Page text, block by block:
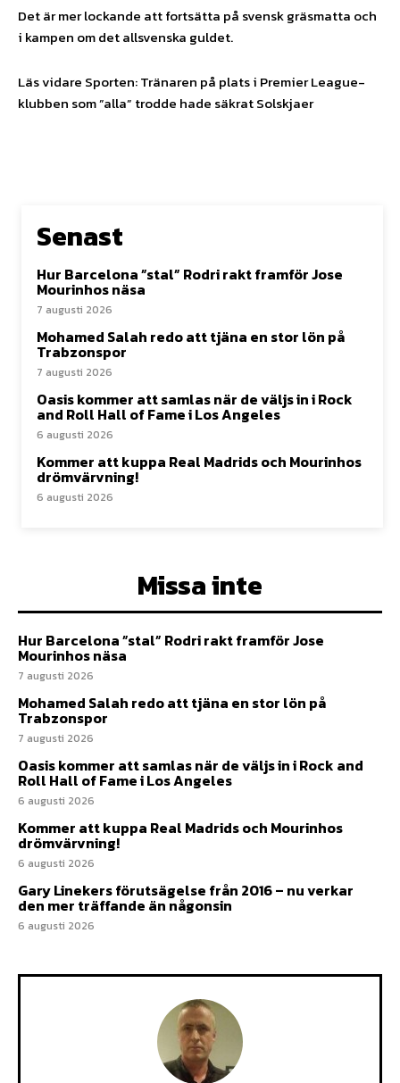
Det är mer lockande att fortsätta på svensk gräsmatta och
i kampen om det allsvenska guldet.
Läs vidare Sporten: Tränaren på plats i Premier League-
klubben som ”alla” trodde hade säkrat Solskjaer
Senast
Hur Barcelona ”stal” Rodri rakt framför Jose
Mourinhos näsa
7 augusti 2026
Mohamed Salah redo att tjäna en stor lön på
Trabzonspor
7 augusti 2026
Oasis kommer att samlas när de väljs in i Rock
and Roll Hall of Fame i Los Angeles
6 augusti 2026
Kommer att kuppa Real Madrids och Mourinhos
drömvärvning!
6 augusti 2026
Missa inte
Hur Barcelona ”stal” Rodri rakt framför Jose
Mourinhos näsa
7 augusti 2026
Mohamed Salah redo att tjäna en stor lön på
Trabzonspor
7 augusti 2026
Oasis kommer att samlas när de väljs in i Rock and
Roll Hall of Fame i Los Angeles
6 augusti 2026
Kommer att kuppa Real Madrids och Mourinhos
drömvärvning!
6 augusti 2026
Gary Linekers förutsägelse från 2016 – nu verkar
den mer träffande än någonsin
6 augusti 2026